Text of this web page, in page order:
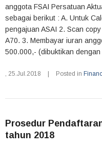
anggota FSAI Persatuan
sebagai berikut : A. Untuk
pengajuan ASAI 2. Scan
A70. 3. Membayar iuran
500.000,- (dibuktikan
, 25.Jul.2018 Posted in
Prosedur
tahun 2018